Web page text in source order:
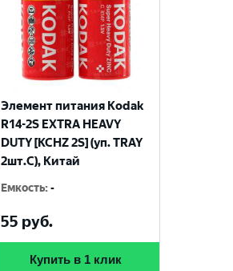
Элемент питания Kodak
R14-2S EXTRA HEAVY
DUTY [KCHZ 2S] (уп. TRAY
2шт.C), Китай
Емкость:-
55 руб.
Купить в 1 клик